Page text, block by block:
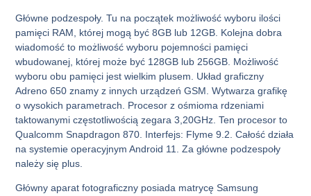
Główne podzespoły. Tu na początek możliwość wyboru ilości
pamięci RAM, której mogą być 8GB lub 12GB. Kolejna dobra
wiadomość to możliwość wyboru pojemności pamięci
wbudowanej, której może być 128GB lub 256GB. Możliwość
wyboru obu pamięci jest wielkim plusem. Układ graficzny
Adreno 650 znamy z innych urządzeń GSM. Wytwarza grafikę
o wysokich parametrach. Procesor z ośmioma rdzeniami
taktowanymi częstotliwością zegara 3,20GHz. Ten procesor to
Qualcomm Snapdragon 870. Interfejs: Flyme 9.2. Całość działa
na systemie operacyjnym Android 11. Za główne podzespoły
należy się plus.
Główny aparat fotograficzny posiada matrycę Samsung